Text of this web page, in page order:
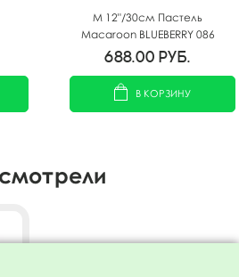
M 12"/30см Пастель
Macaroon BLUEBERRY 086
100шт
688.00 руб.
В КОРЗИНУ